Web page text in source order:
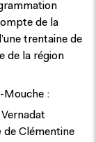
de la
trentaine de
de la région
Mouche :
de Clémentine